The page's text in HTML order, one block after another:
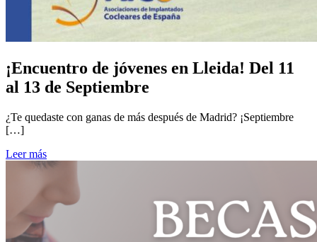
¡Encuentro de jóvenes en Lleida! Del 11
al 13 de Septiembre
¿Te quedaste con ganas de más después de Madrid? ¡Septiembre
[…]
Leer más